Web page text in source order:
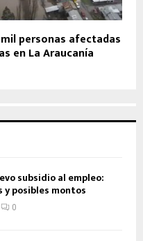
personas afectadas
en La Araucanía
subsidio al empleo:
posibles montos
0